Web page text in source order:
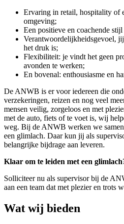
Ervaring in retail, hospitality of
omgeving;
Een positieve en coachende
Verantwoordelijkheidsgevoel,
het druk is;
Flexibiliteit: je vindt het geen
avonden te werken;
En bovenal: enthousiasme en
De ANWB is er voor iedereen die
verzekeringen, reizen en nog veel
mensen veilig, zorgeloos en met
met de auto, fiets of te voet is, wij
weg. Bij de ANWB werken we
een glimlach. Daar kun jij als
belangrijke bijdrage aan leveren.
Klaar om te leiden met een
Solliciteer nu als supervisor bij de
aan een team dat met plezier en trots
Wat wij bieden